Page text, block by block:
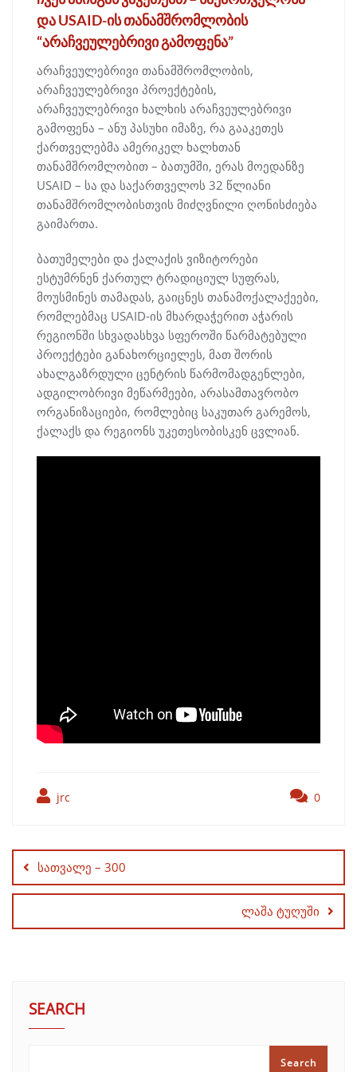
და USAID-ის თანამშრომლობის
“არაჩვეულებრივი გამოფენა”
არაჩვეულებრივი თანამშრომლობის,
არაჩვეულებრივი პროექტების,
არაჩვეულებრივი ხალხის არაჩვეულებრივი
გამოფენა – ანუ პასუხი იმაზე, რა გააკეთეს
ქართველებმა ამერიკელ ხალხთან
თანამშრომლობით – ბათუმში, ერას მოედანზე
USAID – სა და საქართველოს 32 წლიანი
თანამშრომლობისთვის მიძღვნილი ღონისძიება
გაიმართა.
ბათუმელები და ქალაქის ვიზიტორები
ესტუმრნენ ქართულ ტრადიციულ სუფრას,
მოუსმინეს თამადას, გაიცნეს თანამოქალაქეები,
რომლებმაც USAID-ის მხარდაჭერით აჭარის
რეგიონში სხვადასხვა სფეროში წარმატებული
პროექტები განახორციელეს, მათ შორის
ახალგაზრდული ცენტრის წარმომადგენლები,
ადგილობრივი მეწარმეები, არასამთავრობო
ორგანიზაციები, რომლებიც საკუთარ გარემოს,
ქალაქს და რეგიონს უკეთესობისკენ ცვლიან.
jrc 0
navigation
სათვალე – 300
ლაშა ტუღუში
SEARCH
Search